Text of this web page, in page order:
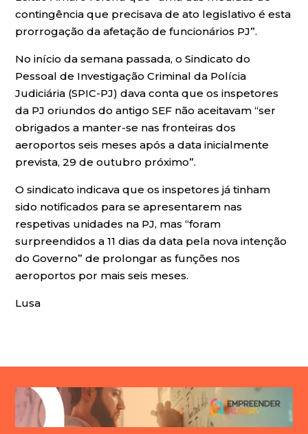
contingência que precisava de ato legislativo é esta
prorrogação da afetação de funcionários PJ”.
No início da semana passada, o Sindicato do
Pessoal de Investigação Criminal da Polícia
Judiciária (SPIC-PJ) dava conta que os inspetores
da PJ oriundos do antigo SEF não aceitavam “ser
obrigados a manter-se nas fronteiras dos
aeroportos seis meses após a data inicialmente
prevista, 29 de outubro próximo”.
O sindicato indicava que os inspetores já tinham
sido notificados para se apresentarem nas
respetivas unidades na PJ, mas “foram
surpreendidos a 11 dias da data pela nova intenção
do Governo” de prolongar as funções nos
aeroportos por mais seis meses.
Lusa